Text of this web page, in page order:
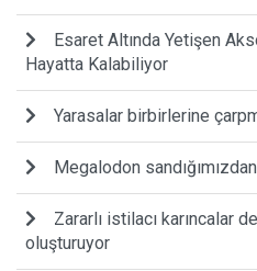
Esaret Altında Yetişen
Hayatta Kalabiliyor
Yarasalar birbirlerine
Megalodon
Zararlı istilacı karıncalar
oluşturuyor